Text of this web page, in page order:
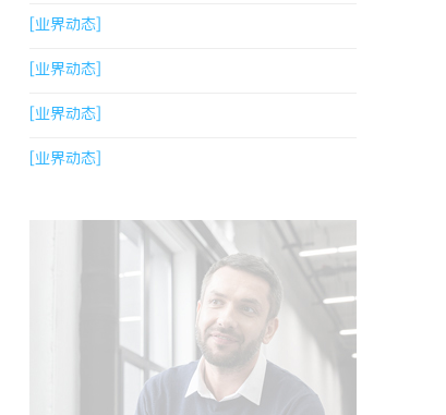
[业界动态]
[业界动态]
[业界动态]
[业界动态]